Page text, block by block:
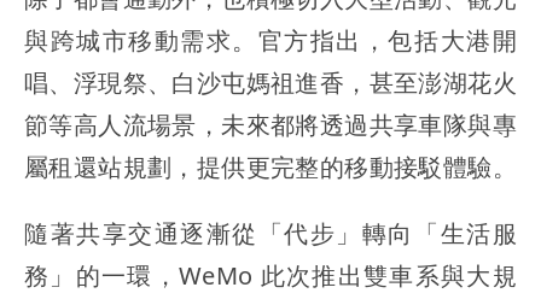
與跨城市移動需求。官方指出，包括大港開
唱、浮現祭、白沙屯媽祖進香，甚至澎湖花火
節等高人流場景，未來都將透過共享車隊與專
屬租還站規劃，提供更完整的移動接駁體驗。
隨著共享交通逐漸從「代步」轉向「生活服
務」的一環，WeMo 此次推出雙車系與大規